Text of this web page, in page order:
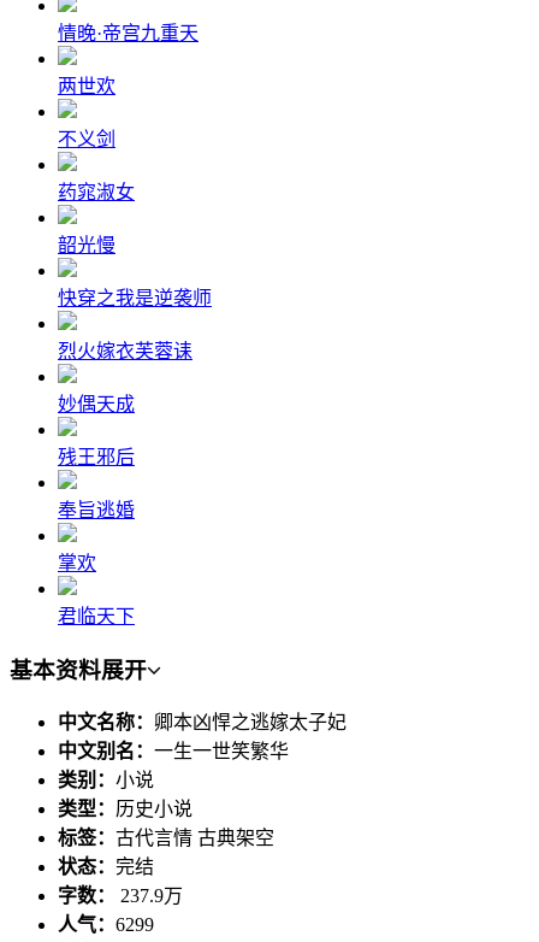
情晚·帝宫九重天
两世欢
不义剑
药窕淑女
韶光慢
快穿之我是逆袭师
烈火嫁衣芙蓉诔
妙偶天成
残王邪后
奉旨逃婚
掌欢
君临天下
基本资料展开
中文名称： 卿本凶悍之逃嫁太子妃
中文别名： 一生一世笑繁华
类别： 小说
类型： 历史小说
标签： 古代言情 古典架空
状态： 完结
字数： 237.9万
人气： 6299